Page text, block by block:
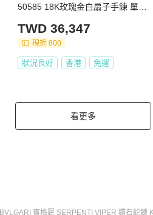
50585 18K玫瑰金白扇子手鍊 單鏈
TWD 36,347
現折 800
狀況良好 香港 免運
看更多
BVLGARI 寶格麗 SERPENTI VIPER 鑽石蛇鍊